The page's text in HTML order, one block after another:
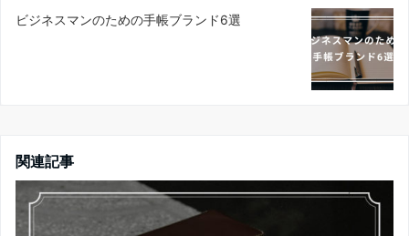
ビジネスマンのための手帳ブランド6選
関連記事